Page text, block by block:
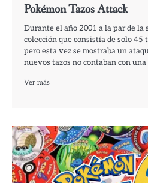
Pokémon Tazos Attack
Durante el año 2001 a la par de
colección que consistía de solo 45
pero esta vez se mostraba un
nuevos tazos no contaban con
Ver más